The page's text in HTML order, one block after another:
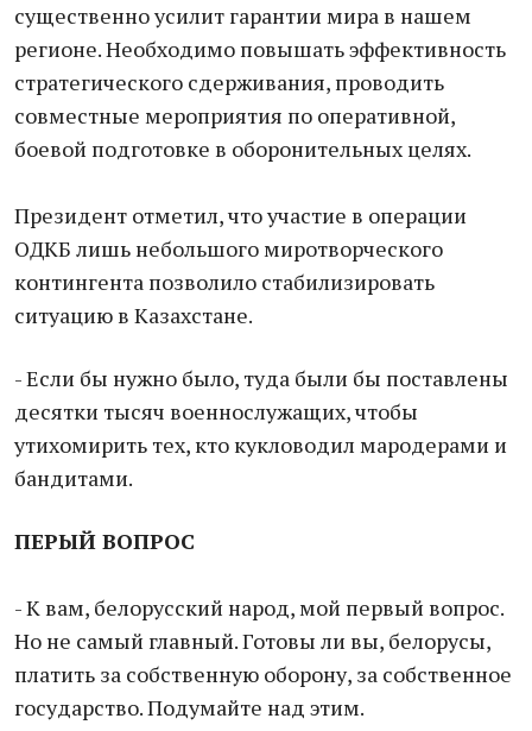
существенно усилит гарантии мира в нашем
регионе. Необходимо повышать эффективность
стратегического сдерживания, проводить
совместные мероприятия по оперативной,
боевой подготовке в оборонительных целях.
Президент отметил, что участие в операции
ОДКБ лишь небольшого миротворческого
контингента позволило стабилизировать
ситуацию в Казахстане.
- Если бы нужно было, туда были бы поставлены
десятки тысяч военнослужащих, чтобы
утихомирить тех, кто кукловодил мародерами и
бандитами.
ПЕРЫЙ ВОПРОС
- К вам, белорусский народ, мой первый вопрос.
Но не самый главный. Готовы ли вы, белорусы,
платить за собственную оборону, за собственное
государство. Подумайте над этим.